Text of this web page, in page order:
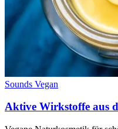
Sounds Vegan
Aktive Wirkstoffe aus